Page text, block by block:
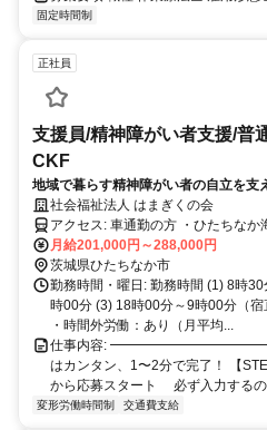
固定時間制
正社員
支援員/精神障がい者支援/普
CKF
地域で暮らす精神障がい者の自立を
万円!社会福祉法人 はまぎくの会
アクセス: 車通勤の方 ・ひたちなか海浜鉄道湊線 高田の陸橋駅より車
で約10分 ・茨城交通バス 柳沢公民館バス
関利用の方 ・ひたちなか海浜鉄道
バス「柳沢公民館」バス停下車（
月給201,000円～288,000円
茨城県ひたちなか市
勤務時間・曜日: 勤務時間 (1) 8時
時00分 (3) 18時00分～9時00分（
・時間外労働：あり（月平均...
仕事内容:
はカンタン、1〜2分で完了！ 【
から応募スタート 必ず入力する
変形労働時間制 交通費支給